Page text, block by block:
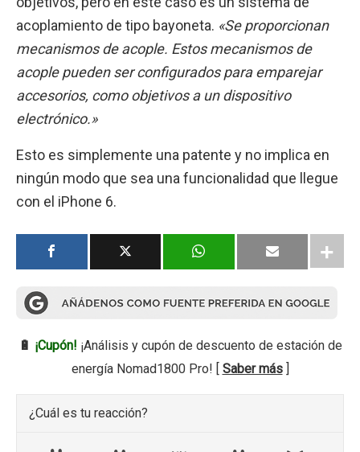
acoplamiento de tipo bayoneta. «Se proporcionan
mecanismos de acople. Estos mecanismos de
acople pueden ser configurados para emparejar
accesorios, como objetivos a un dispositivo
electrónico.»
Esto es simplemente una patente y no implica en
ningún modo que sea una funcionalidad que llegue
con el iPhone 6.
🔋 ¡Cupón! ¡Análisis y cupón de descuento de estación de
energía Nomad1800 Pro! [ Saber más]
¿Cuál es tu reacción?